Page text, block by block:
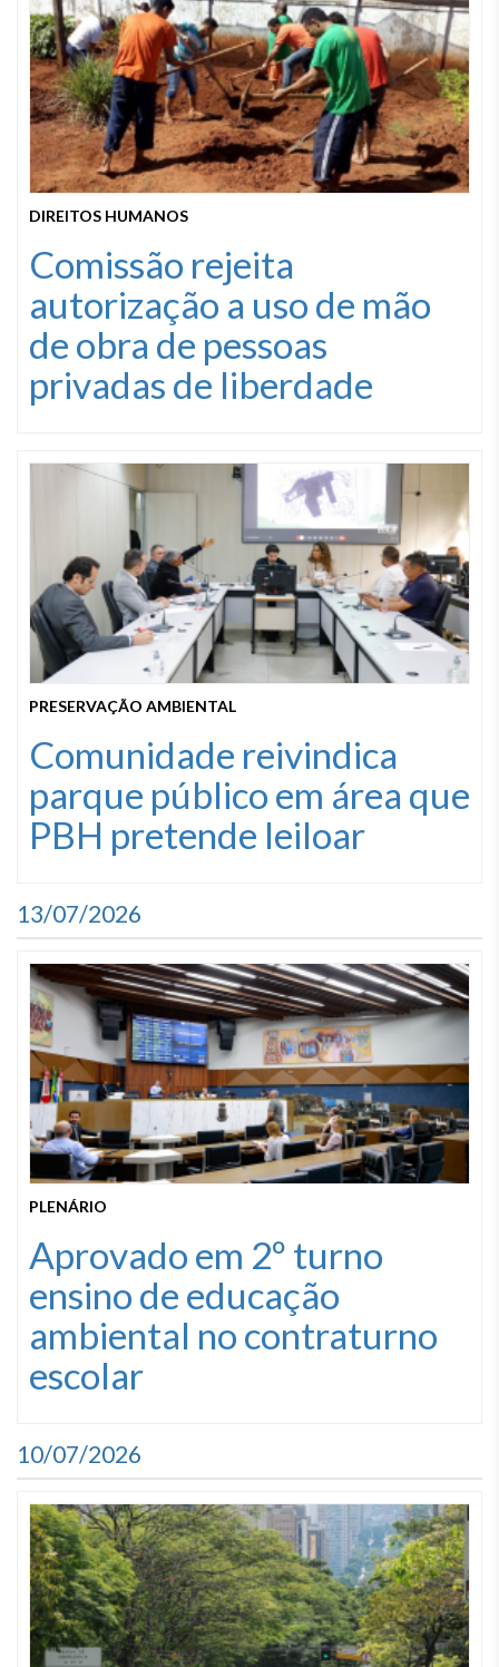
DIREITOS HUMANOS
Comissão rejeita
autorização a uso de mão
de obra de pessoas
privadas de liberdade
PRESERVAÇÃO AMBIENTAL
Comunidade reivindica
parque público em área que
PBH pretende leiloar
13/07/2026
PLENÁRIO
Aprovado em 2º turno
ensino de educação
ambiental no contraturno
escolar
10/07/2026